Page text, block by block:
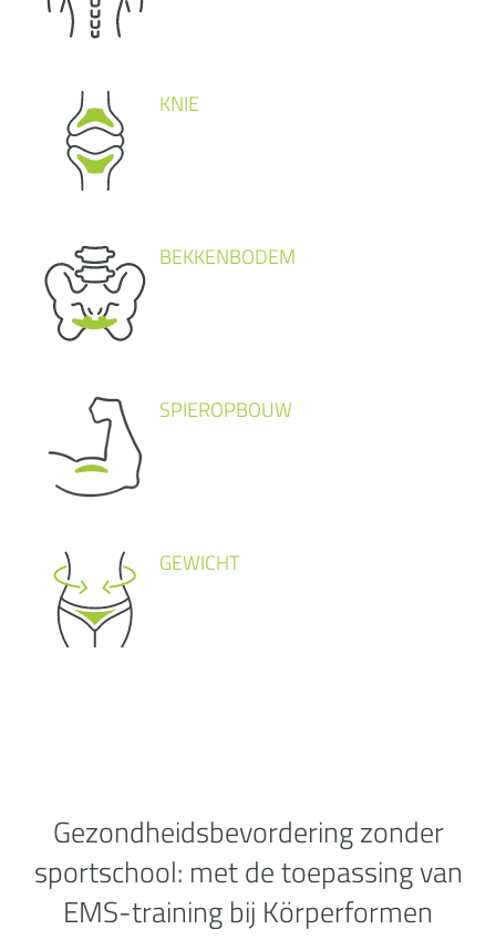
KNIE
BEKKENBODEM
SPIEROPBOUW
GEWICHT
Gezondheidsbevordering zonder
sportschool: met de toepassing van
EMS-training bij Körperformen